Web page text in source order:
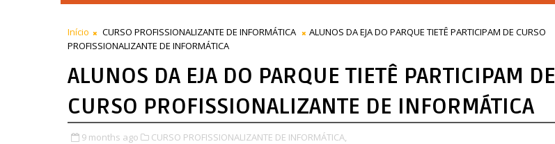
Início CURSO PROFISSIONALIZANTE DE INFORMÁTICA
ALUNOS DA EJA DO PARQUE TIETÊ PARTICIPAM DE CURSO
PROFISSIONALIZANTE DE INFORMÁTICA
ALUNOS DA EJA DO PARQUE TIETÊ PARTICIPAM DE
CURSO PROFISSIONALIZANTE DE INFORMÁTICA
9 months ago CURSO PROFISSIONALIZANTE DE INFORMÁTICA,